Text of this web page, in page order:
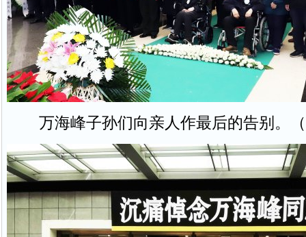
万海峰子孙们向亲人作最后的告别。